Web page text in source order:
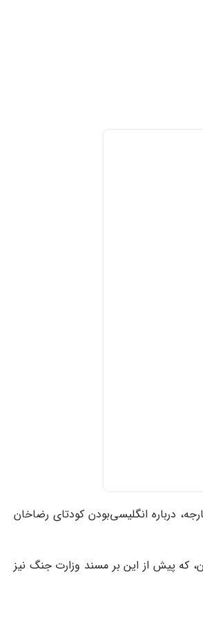
خارجه، درباره انگلیسی‌بودن کودتای رضاخان
که پیش از این بر مسند وزارت جنگ نیز